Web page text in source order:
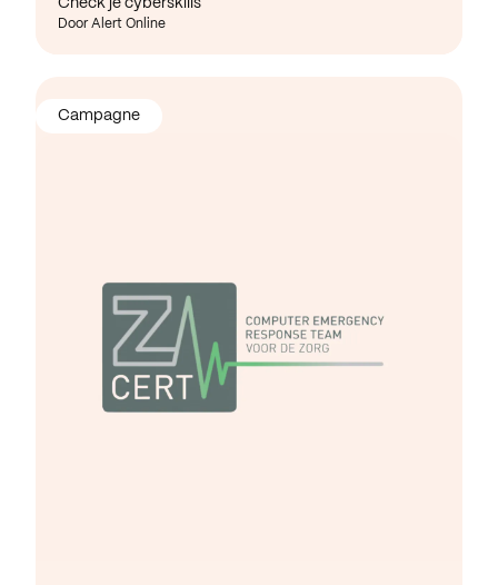
Check je cyberskills
Door Alert Online
Campagne